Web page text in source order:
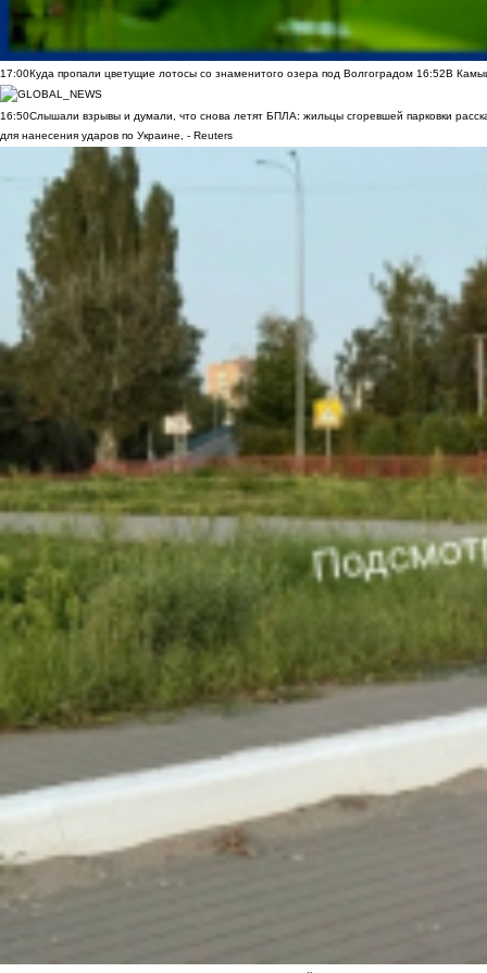
17:00Куда пропали цветущие лотосы со знаменитого озера под Волгоградом 16:52В
16:50Слышали взрывы и думали, что снова летят БПЛА: жильцы сгоревшей парковки
для нанесения ударов по Украине, - Reuters